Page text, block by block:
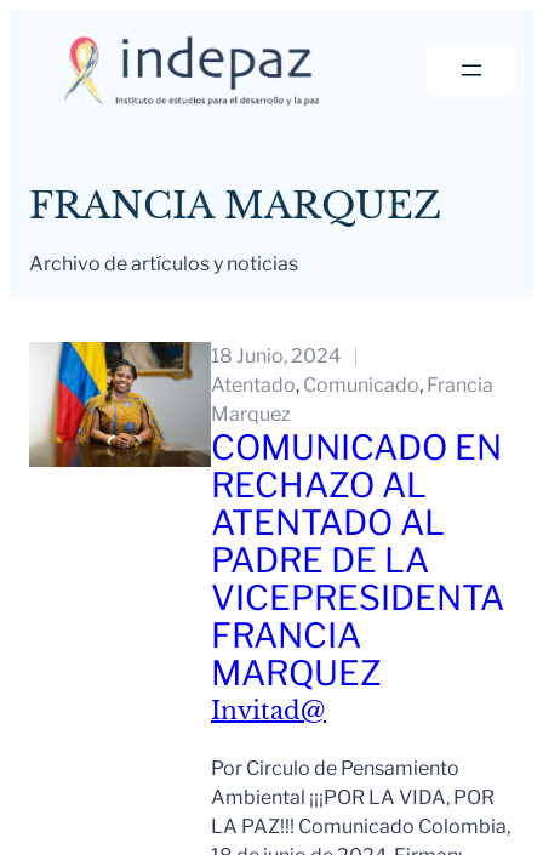
FRANCIA MARQUEZ
Archivo de artículos y noticias
18 Junio, 2024
Atentado, Comunicado, Francia
Marquez
COMUNICADO EN
RECHAZO AL
ATENTADO AL
PADRE DE LA
VICEPRESIDENTA
FRANCIA
MARQUEZ
Invitad@
Por Circulo de Pensamiento
Ambiental ¡¡¡POR LA VIDA, POR
LA PAZ!!! Comunicado Colombia,